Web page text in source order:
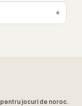
jocuri de noroc.